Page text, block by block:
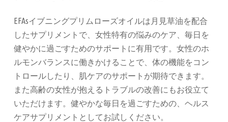
EFAsイブニングプリムローズオイルは月見草油を配合
したサプリメントで、女性特有の悩みのケア、毎日を
健やかに過ごすためのサポートに有用です。女性のホ
ルモンバランスに働きかけることで、体の機能をコン
トロールしたり、肌ケアのサポートが期待できます。
また高齢の女性が抱えるトラブルの改善にもお役立て
いただけます。健やかな毎日を過ごすための、ヘルス
ケアサプリメントとしてお試しください。